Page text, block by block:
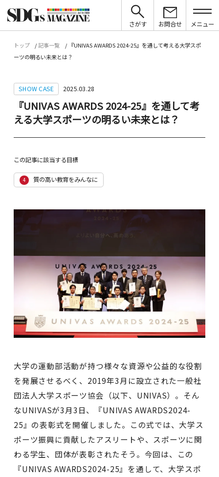
さがす お問合せ メニュー
トップ 記事一覧
『UNIVAS AWARDS 2024-25』を通して考える大学スポ
ーツの明るい未来とは？
SHOW CASE 2025.03.28
『UNIVAS AWARDS 2024-25』を通して考
える大学スポーツの明るい未来とは？
この記事に該当する目標
4 質の高い教育をみんなに
大学の運動部活動が持つ様々な資源や公益的な役割
を発展させるべく、2019年3月に設立された一般社
団法人大学スポーツ協会（以下、UNIVAS）。そん
なUNIVASが3月3日、『UNIVAS AWARDS2024-
25』の表彰式を開催しました。この式では、大学ス
ポーツ振興に貢献したアスリートや、スポーツに関
わる学生、団体が表彰されたそう。今回は、この
『UNIVAS AWARDS2024-25』を通して、大学スポ